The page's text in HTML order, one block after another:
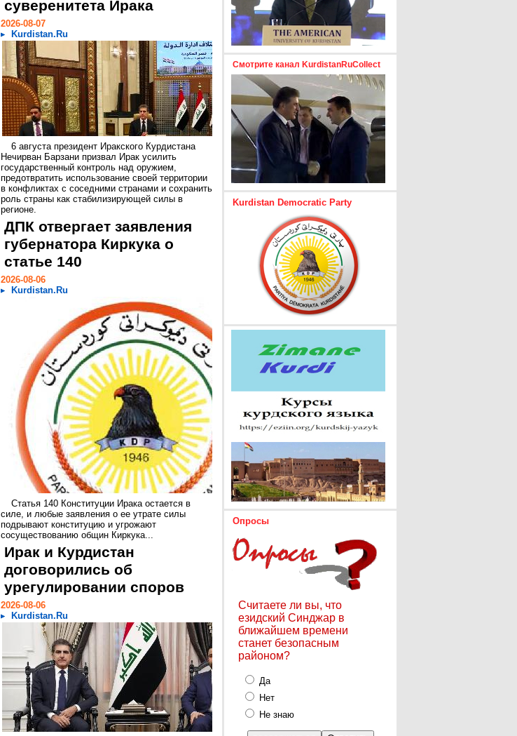
суверенитета Ирака
2026-08-07
Kurdistan.Ru
6 августа президент Иракского Курдистана
Нечирван Барзани призвал Ирак усилить
государственный контроль над оружием,
предотвратить использование своей территории
в конфликтах с соседними странами и сохранить
роль страны как стабилизирующей силы в
регионе.
ДПК отвергает заявления
губернатора Киркука о
статье 140
2026-08-06
Kurdistan.Ru
Статья 140 Конституции Ирака остается в
силе, и любые заявления о ее утрате силы
подрывают конституцию и угрожают
сосуществованию общин Киркука...
Ирак и Курдистан
договорились об
урегулировании споров
2026-08-06
Kurdistan.Ru
Смотрите канал KurdistanRuCollect
Kurdistan Democratic Party
Опросы
Считаете ли вы, что
езидский Синджар в
ближайшем времени
станет безопасным
районом?
Да
Нет
Не знаю